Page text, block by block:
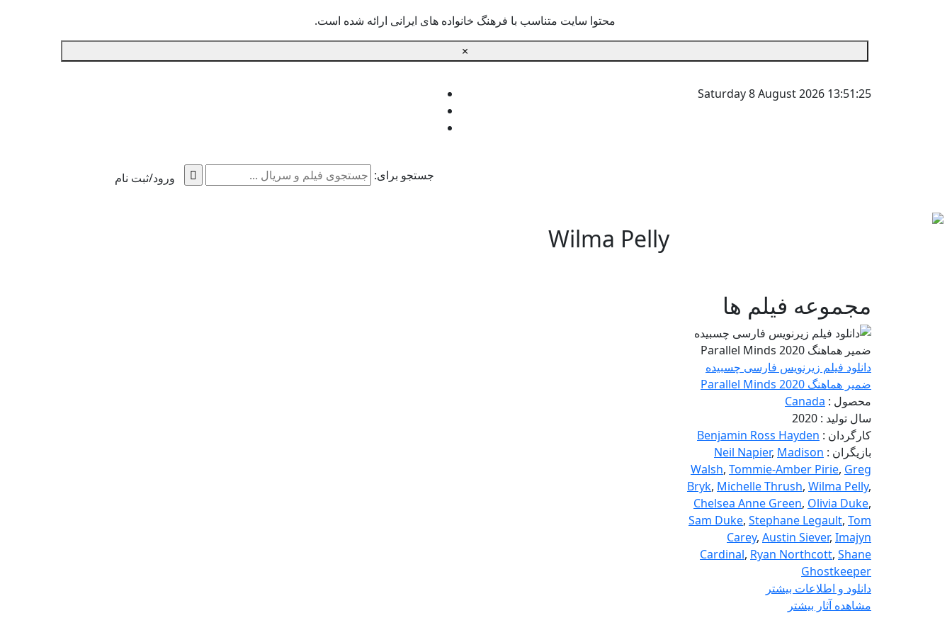
محتوا سایت متناسب با فرهنگ خانواده های ایرانی ارائه شده است.
×
13:51:25
Saturday 8 August 2026
جستجو برای: ورود/ثبت نام
Wilma Pelly
مجموعه فیلم ها
دانلود فیلم زیرنویس فارسی چسبیده
ضمیر هماهنگ Parallel Minds 2020
محصول : Canada
سال تولید : 2020
کارگردان : Benjamin Ross Hayden
بازیگران :
Neil Napier, Madison
Walsh, Tommie-Amber Pirie, Greg
Bryk, Michelle Thrush, Wilma Pelly,
Chelsea Anne Green, Olivia Duke,
Sam Duke, Stephane Legault, Tom
Carey, Austin Siever, Imajyn
Cardinal, Ryan Northcott, Shane
Ghostkeeper
دانلود و اطلاعات بیشتر
مشاهده آثار بیشتر